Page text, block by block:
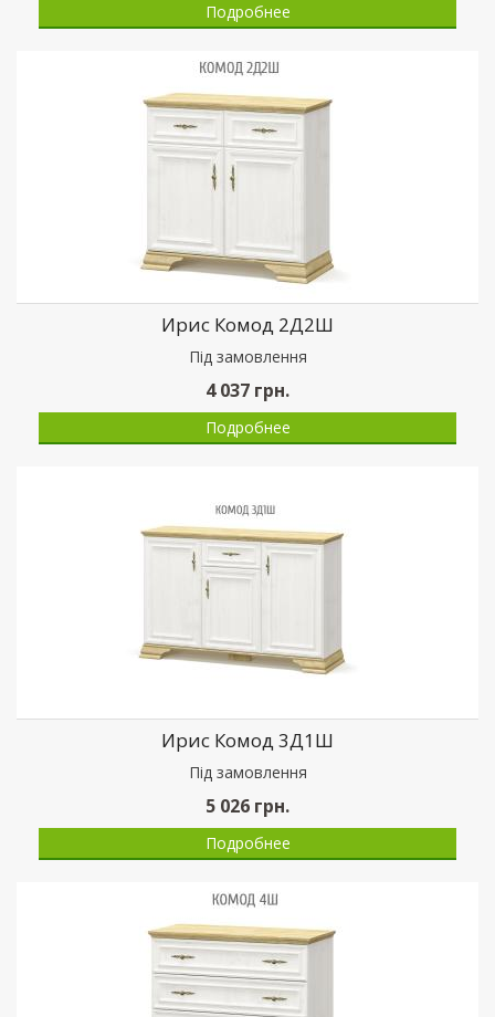
Подробнее
Ирис Комод 2Д2Ш
Пiд замовлення
4 037 грн.
Подробнее
Ирис Комод 3Д1Ш
Пiд замовлення
5 026 грн.
Подробнее